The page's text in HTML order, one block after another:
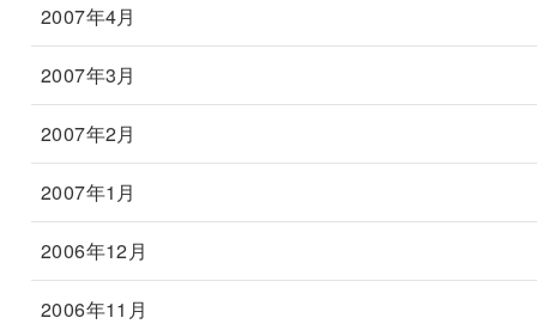
2007年4月
2007年3月
2007年2月
2007年1月
2006年12月
2006年11月